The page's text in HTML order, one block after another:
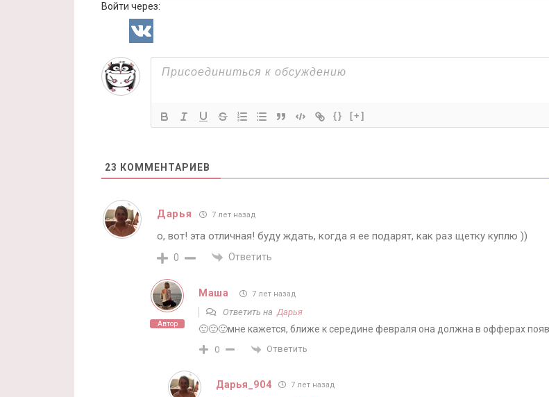
Войти через:
{} [+]
23 КОММЕНТАРИЕВ
Дарья 7 лет назад
о, вот! эта отличная! буду ждать, когда я ее подарят, как раз щетку куплю ))
0 Ответить
Автор
Маша 7 лет назад
Ответить наДарья
🙂🙂🙂мне кажется, ближе к середине февраля она должна в офферах
0 Ответить
Дарья_904 7 лет назад